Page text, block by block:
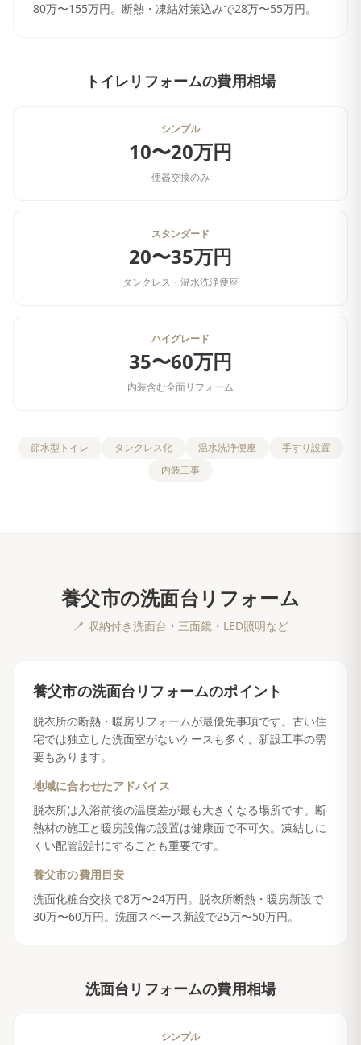
80万〜155万円。断熱・凍結対策込みで28万〜55万円。
トイレリフォームの費用相場
シンプル
10〜20万円
便器交換のみ
スタンダード
20〜35万円
タンクレス・温水洗浄便座
ハイグレード
35〜60万円
内装含む全面リフォーム
節水型トイレ タンクレス化 温水洗浄便座
手すり設置
内装工事
養父市の洗面台リフォーム
🪥 収納付き洗面台・三面鏡・LED照明など
養父市の洗面台リフォームのポイント
脱衣所の断熱・暖房リフォームが最優先事項です。古い住
宅では独立した洗面室がないケースも多く、新設工事の需
要もあります。
地域に合わせたアドバイス
脱衣所は入浴前後の温度差が最も大きくなる場所です。断
熱材の施工と暖房設備の設置は健康面で不可欠。凍結しに
くい配管設計にすることも重要です。
養父市の費用目安
洗面化粧台交換で8万〜24万円。脱衣所断熱・暖房新設で
30万〜60万円。洗面スペース新設で25万〜50万円。
洗面台リフォームの費用相場
シンプル